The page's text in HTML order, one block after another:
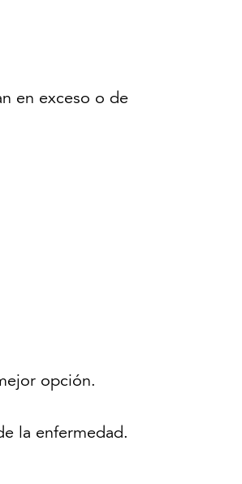
en exceso o de
opción.
la enfermedad.